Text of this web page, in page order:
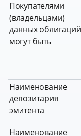
Покупателями
(владельцами)
данных облигаций
могут быть
Наименование
депозитария
эмитента
Наименование